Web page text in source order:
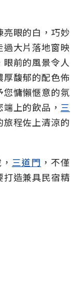
眼的白，巧妙
大片落地窗映
前的風景令人
馥郁的配色佈
您慵懶愜意的氛
上的飲品， 三
旅程佐上清涼的
三道門 ，不僅
打造兼具民宿精